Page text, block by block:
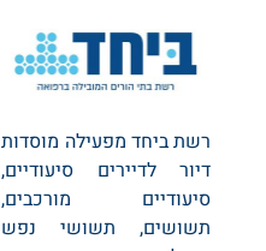
רשת ביחד מפעילה מוסדות
דיור לדיירים סיעודיים,
סיעודיים מורכבים,
תשושים, תשושי נפש